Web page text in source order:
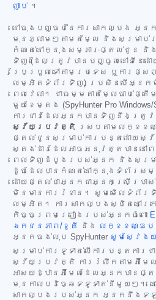
ញាប់ ។
នៅចុងបញ្ចប់នៃការសាកល្បង អ្ន
មុនភ្លាមៗតាមតម្លៃ និងសម្រាប់រ
កំណត់នៅក្នុងសម្ភារៈផ្តល់ជូន និ
ទិញ (ដែលត្រូវបានបញ្ចូលនៅទីនេះដ
ប្រែប្រួលទៅតាមប្រទេស ឬការផ្
លម្អិតទំព័រទិញ) ប្រសិនបើអ្នកមិ
ពេលវេលា។ ជាធម្មតាតម្លៃចាប់ផ្តើ
មួយខែម្តង (SpyHunter Pro
ការជាវដែលអ្នកបានទិញនឹងត្រូវ
ស្វ័យប្រវត្តិ ស្របតាមលក្ខខណ្
ផ្តល់ជូនសម្រាប់ការបន្តដោយស្វ័
ស្តង់ដារដែលអាចអនុវត្តបាននៅពេ
ពេលទិញដំបូងរបស់អ្នក និងសម្រា
ដូចដែលបានកំណត់នៅក្នុងទំព័រសម្
ដោយផ្តល់ថាអ្នកជាអ្នកប្រើប្រា
មិនមានការរំខាន។ សូមមើលទំព័រ
លម្អិត។ ការសាកល្បងស្ថិតនៅក្រ
កិច្ចព្រមព្រៀងរបស់អ្នកចំពោះ
ឯកជនភាព/ខូគី
និង លក្ខខណ្ឌបញ្
អ្នកចង់លុប SpyHunter សូមស្វែង
សម្រាប់ការទូទាត់លើការបន្តការ
ស្វ័យប្រវត្តិ ការរំលឹកតាមអ៊ីមែល
អាសយដ្ឋានអ៊ីមែលដែលអ្នកបានផ្ត
មុនកាលបរិច្ឆេទទូទាត់នីមួយៗ។ នៅ
សាកល្បងរបស់អ្នក អ្នកនឹងទទួ